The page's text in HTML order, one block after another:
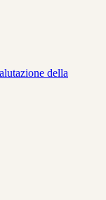
della